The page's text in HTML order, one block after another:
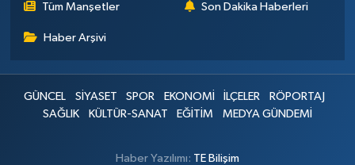
Tüm Manşetler Son Dakika Haberleri
Haber Arşivi
GÜNCEL SİYASET SPOR EKONOMİ İLÇELER
RÖPORTAJ
SAĞLIK
KÜLTÜR-SANAT EĞİTİM MEDYA GÜNDEMİ
Haber Yazılımı: TE Bilişim